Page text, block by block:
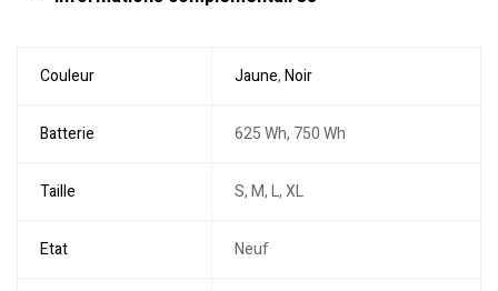
Couleur Jaune,Noir
Batterie 625 Wh, 750 Wh
Taille S, M, L, XL
Etat Neuf